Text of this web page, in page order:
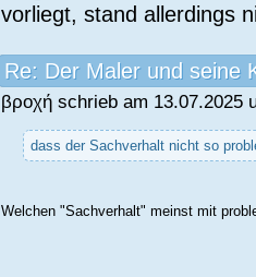
vorliegt, stand allerdings
Re: Der Maler und seine
βροχή schrieb am 13.07.2025
dass der Sachverhalt nicht so
Welchen "Sachverhalt" meinst mit